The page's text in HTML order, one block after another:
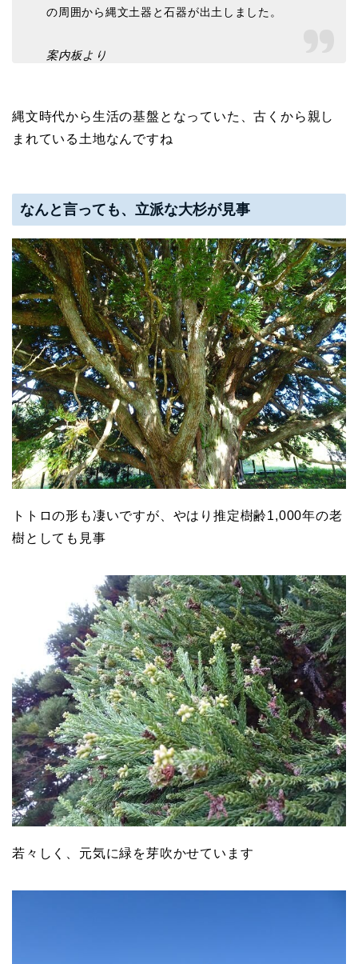
の周囲から縄文土器と石器が出土しました。
案内板より
縄文時代から生活の基盤となっていた、古くから親し
まれている土地なんですね
なんと言っても、立派な大杉が見事
トトロの形も凄いですが、やはり推定樹齢1,000年の老
樹としても見事
若々しく、元気に緑を芽吹かせています